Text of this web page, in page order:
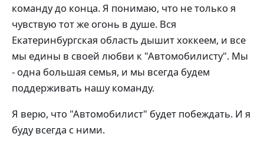
команду до конца. Я понимаю, что не только я
чувствую тот же огонь в душе. Вся
Екатеринбургская область дышит хоккеем, и все
мы едины в своей любви к "Автомобилисту". Мы
- одна большая семья, и мы всегда будем
поддерживать нашу команду.
Я верю, что "Автомобилист" будет побеждать. И я
буду всегда с ними.